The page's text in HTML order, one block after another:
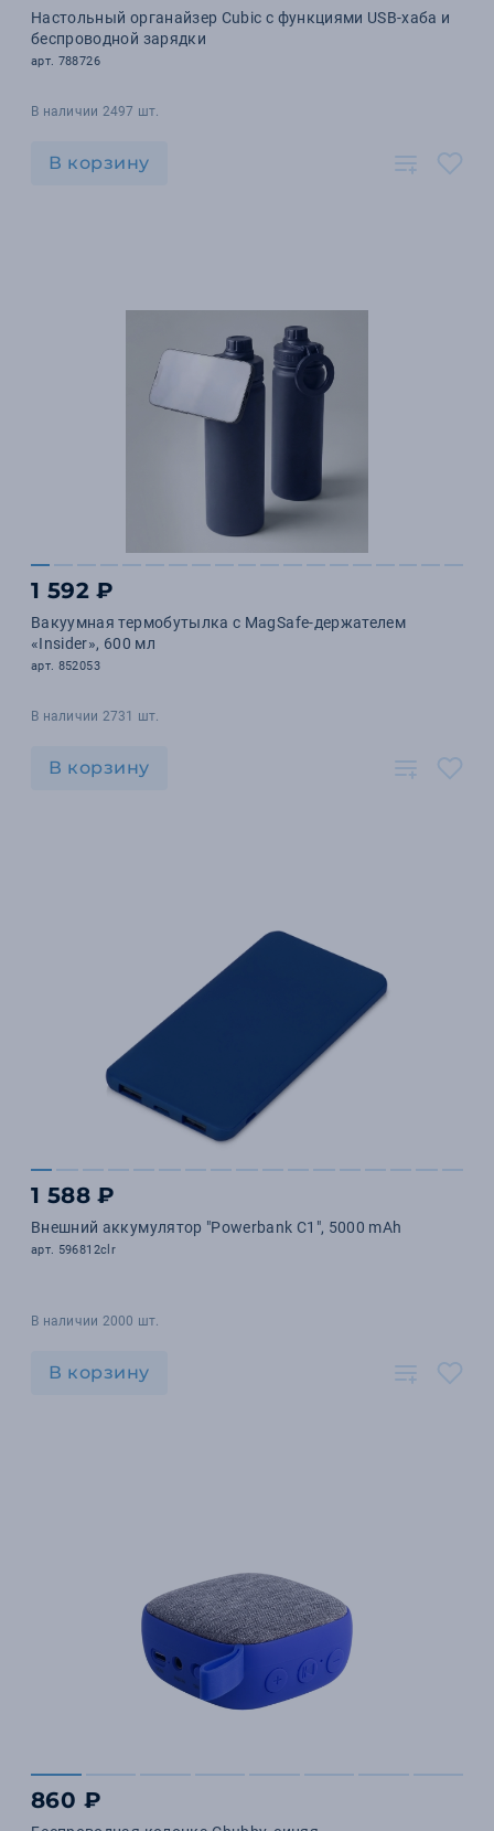
Настольный органайзер Cubic с функциями USB-хаба и
беспроводной зарядки
арт. 788726
В наличии 2497 шт.
В корзину
1 592 ₽
Вакуумная термобутылка с MagSafe-держателем
«Insider», 600 мл
арт. 852053
В наличии 2731 шт.
В корзину
1 588 ₽
Внешний аккумулятор "Powerbank C1", 5000 mAh
арт. 596812clr
В наличии 2000 шт.
В корзину
860 ₽